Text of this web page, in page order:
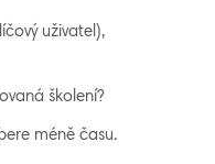
uživatel),
školení?
méně času.